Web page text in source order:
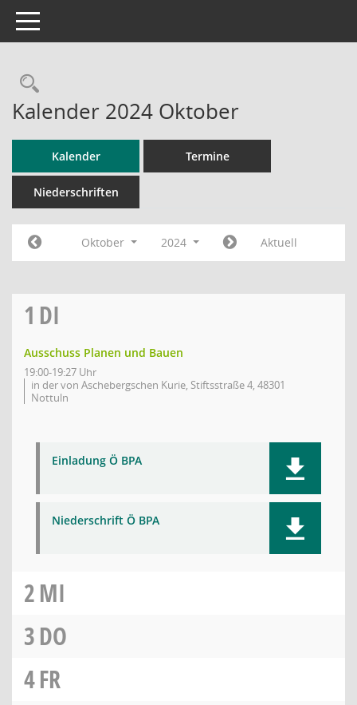
Toggle navigation
Rechercheauswahl
Kalender 2024 Oktober
Kalender Termine
Niederschriften
Oktober 2024 Aktuell
1 DI
Ausschuss Planen und Bauen
19:00-19:27 Uhr
in der von Aschebergschen Kurie, Stiftsstraße 4, 48301
Nottuln
Einladung Ö BPA
Niederschrift Ö BPA
2MI
3DO
4FR